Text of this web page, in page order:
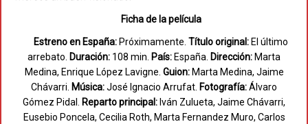
Ficha de la película
Estreno en España: Próximamente. Título original: El último
arrebato. Duración: 108 min. País: España. Dirección: Marta
Medina, Enrique López Lavigne. Guion:Marta Medina, Jaime
Chávarri. Música:José Ignacio Arrufat. Fotografía:Álvaro
Gómez Pidal. Reparto principal: Iván Zulueta, Jaime Chávarri,
Eusebio Poncela, Cecilia Roth, Marta Fernandez Muro, Carlos